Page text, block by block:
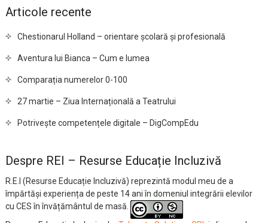
Articole recente
Chestionarul Holland – orientare școlară și profesională
Aventura lui Bianca – Cum e lumea
Comparația numerelor 0-100
27 martie – Ziua Internațională a Teatrului
Potrivește competențele digitale – DigCompEdu
Despre REI – Resurse Educație Incluzivă
R.E.I (Resurse Educație Incluzivă) reprezintă modul meu de a
împărtăși experiența de peste 14 ani în domeniul integrării elevilor
cu CES în învățământul de masă.